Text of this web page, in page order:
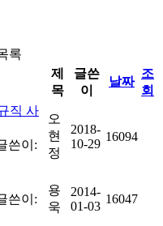
록
제
목
글쓴
이
날짜
조
회
직 사
쓴이:
오
현
정
2018-
10-29
16094
쓴이:
용
욱
2014-
01-03
16047